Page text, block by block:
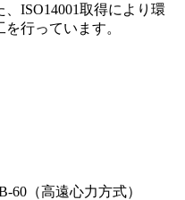
ISO14001取得により環
行っています。
60（高遠心力方式）